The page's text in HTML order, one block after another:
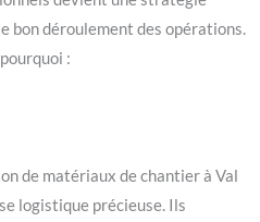
bon déroulement des opérations.
:
de matériaux de chantier à Val
logistique précieuse. Ils